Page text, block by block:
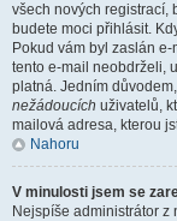
všech nových registrací,
budete moci přihlásit.
Pokud vám byl zaslán
tento e-mail neobdrželi,
platná. Jedním
nežádoucích uživatelů,
mailová adresa, kterou
Nahoru
V minulosti jsem se
Nejspíše administrátor z